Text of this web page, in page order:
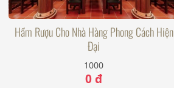
Hầm Rượu Cho Nhà Hàng Phong Cách Hiện
Đại
1000
0 đ